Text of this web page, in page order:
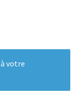
votre